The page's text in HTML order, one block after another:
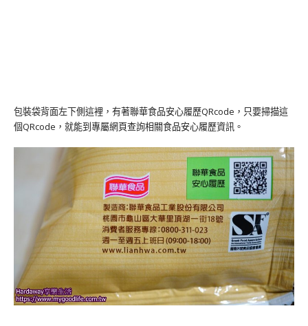
包裝袋背面左下側這裡，有著聯華食品安心履歷QRcode，只要掃描這
個QRcode，就能到專屬網頁查詢相關食品安心履歷資訊。